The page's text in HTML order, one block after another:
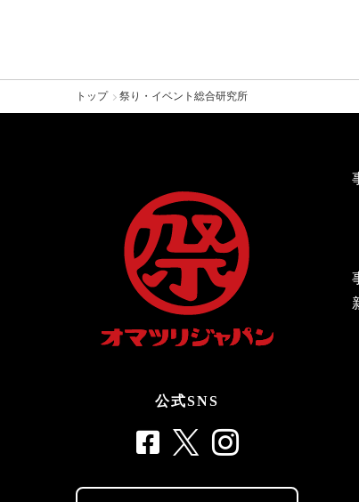
トップ 祭り・イベント総合研究所
公式SNS